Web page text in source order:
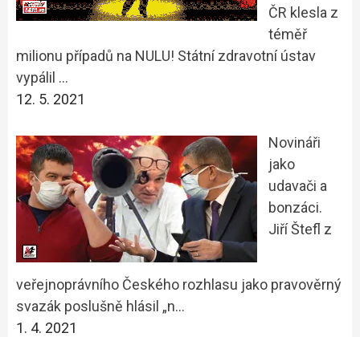
ČR klesla z
téměř
milionu případů na NULU! Státní zdravotní ústav
vypálil …
12. 5. 2021
Novináři
jako
udavači a
bonzáci.
Jiří Štefl z
veřejnoprávního Českého rozhlasu jako pravověrný
svazák poslušně hlásil „n…
1. 4. 2021